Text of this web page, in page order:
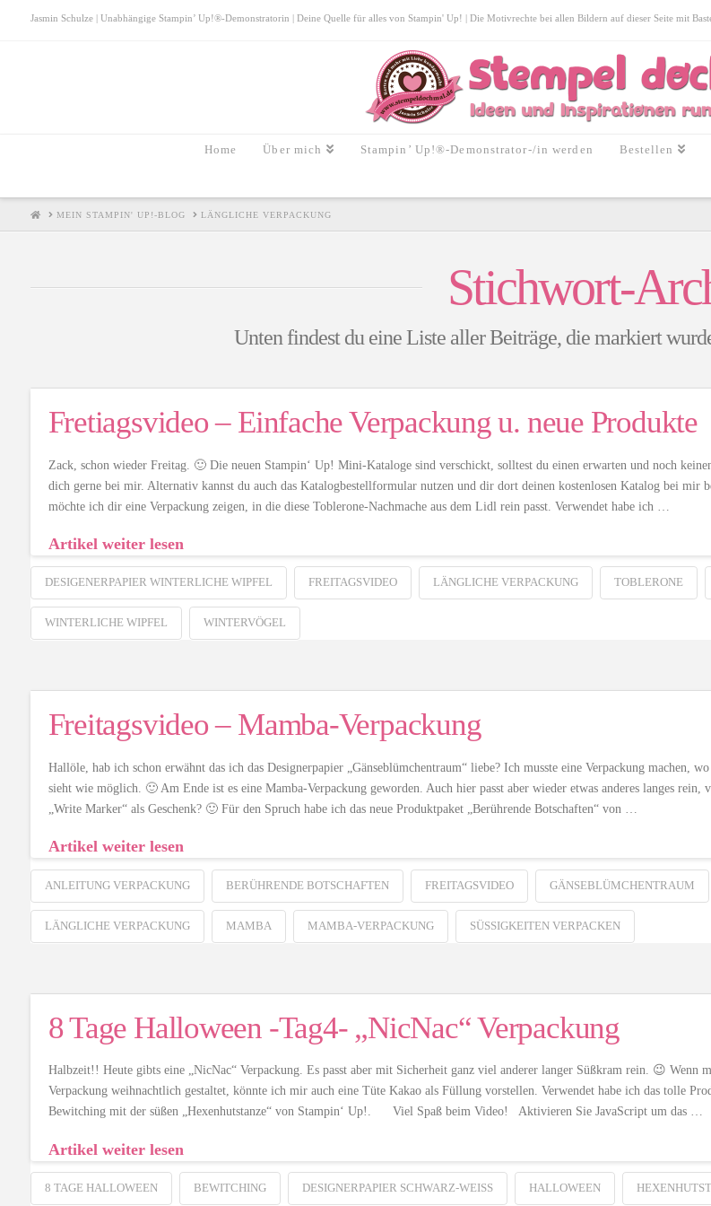
Jasmin Schulze | Unabhängige Stampin’ Up!®-Demonstratorin | Deine Quelle für alles von Stampin' Up! | Die Motivrechte bei allen Bildern auf dieser Seite mit
Home Über mich Stampin’ Up!®-Demonstrator-/in werden Bestellen
HOMEMEIN STAMPIN' UP!-BLOG LÄNGLICHE VERPACKUNG
Stichwort-
Unten findest du eine Liste aller Beiträge, die markiert
Fretiagsvideo – Einfache Verpackung u. neue Produkte
Zack, schon wieder Freitag. 🙂 Die neuen Stampin‘ Up! Mini-Kataloge sind verschickt, solltest du einen erwarten und noch
dich gerne bei mir. Alternativ kannst du auch das Katalogbestellformular nutzen und dir dort deinen kostenlosen Katalog bei mir
möchte ich dir eine Verpackung zeigen, in die diese Toblerone-Nachmache aus dem Lidl rein passt. Verwendet habe ich …
Artikel weiter lesen
DESIGENERPAPIER WINTERLICHE WIPFEL FREITAGSVIDEO LÄNGLICHE VERPACKUNG TOBLERONE
WINTERLICHE WIPFEL WINTERVÖGEL
Freitagsvideo – Mamba-Verpackung
Hallöle, hab ich schon erwähnt das ich das Designerpapier „Gänseblümchentraum“ liebe? Ich musste eine Verpackung machen,
sieht wie möglich. 🙂 Am Ende ist es eine Mamba-Verpackung geworden. Auch hier passt aber wieder etwas anderes langes rein,
„Write Marker“ als Geschenk? 🙂 Für den Spruch habe ich das neue Produktpaket „Berührende Botschaften“ von …
Artikel weiter lesen
ANLEITUNG VERPACKUNG BERÜHRENDE BOTSCHAFTEN FREITAGSVIDEO GÄNSEBLÜMCHENTRAUM
LÄNGLICHE VERPACKUNG MAMBA MAMBA-VERPACKUNG SÜSSIGKEITEN VERPACKEN
8 Tage Halloween -Tag4- „NicNac“ Verpackung
Halbzeit!! Heute gibts eine „NicNac“ Verpackung. Es passt aber mit Sicherheit ganz viel anderer langer Süßkram rein. 😉 Wenn
Verpackung weihnachtlich gestaltet, könnte ich mir auch eine Tüte Kakao als Füllung vorstellen. Verwendet habe ich das tolle
Bewitching mit der süßen „Hexenhutstanze“ von Stampin‘ Up!. Viel Spaß beim Video! Aktivieren Sie JavaScript um das …
Artikel weiter lesen
8 TAGE HALLOWEEN BEWITCHING DESIGNERPAPIER SCHWARZ-WEISS HALLOWEEN